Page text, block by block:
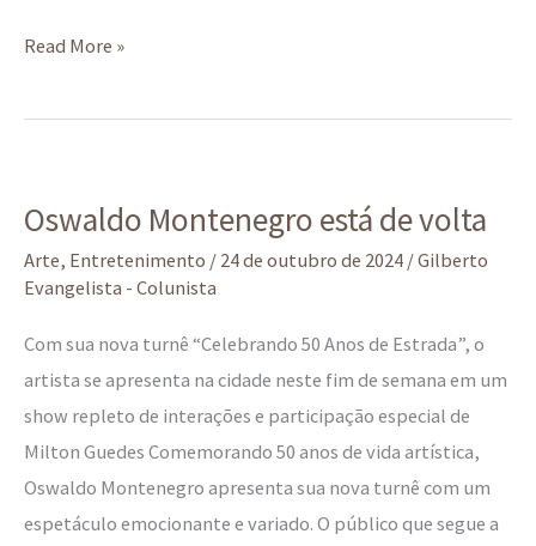
Read More »
Oswaldo Montenegro está de volta
Arte, Entretenimento / 24 de outubro de 2024 /Gilberto
Evangelista - Colunista
Com sua nova turnê “Celebrando 50 Anos de Estrada”, o
artista se apresenta na cidade neste fim de semana em um
show repleto de interações e participação especial de
Milton Guedes Comemorando 50 anos de vida artística,
Oswaldo Montenegro apresenta sua nova turnê com um
espetáculo emocionante e variado. O público que segue a
Montenegro
está
de